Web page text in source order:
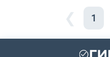
❮ 1